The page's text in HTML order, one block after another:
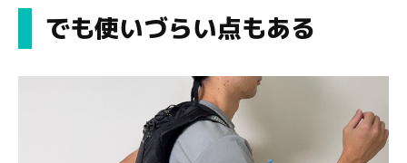
でも使いづらい点もある